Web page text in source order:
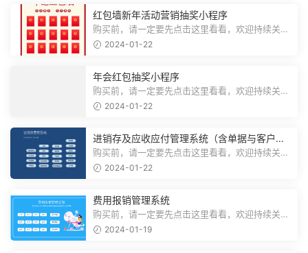
红包墙新年活动营销抽奖小程序
购买前，请一定要先点击这里看看，欢迎持续关
注，精彩模板每天推送预览结束，需要...
2024-01-22
年会红包抽奖小程序
购买前，请一定要先点击这里看看，欢迎持续关
注，精彩模板每天推送预览结束，需要...
2024-01-22
进销存及应收应付管理系统（含单据与客户对
账）
购买前，请一定要先点击这里看看，欢迎持续关
注，精彩模板每天推送预览结束，需要...
2024-01-22
费用报销管理系统
购买前，请一定要先点击这里看看，欢迎持续关
注，精彩模板每天推送预览结束，需要...
2024-01-19